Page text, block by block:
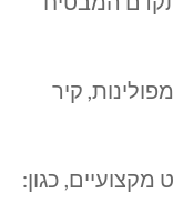
קיר
כגון: